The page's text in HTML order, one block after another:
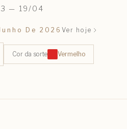
— 19/04
De 2026Ver hoje
Cor da sorte Vermelho